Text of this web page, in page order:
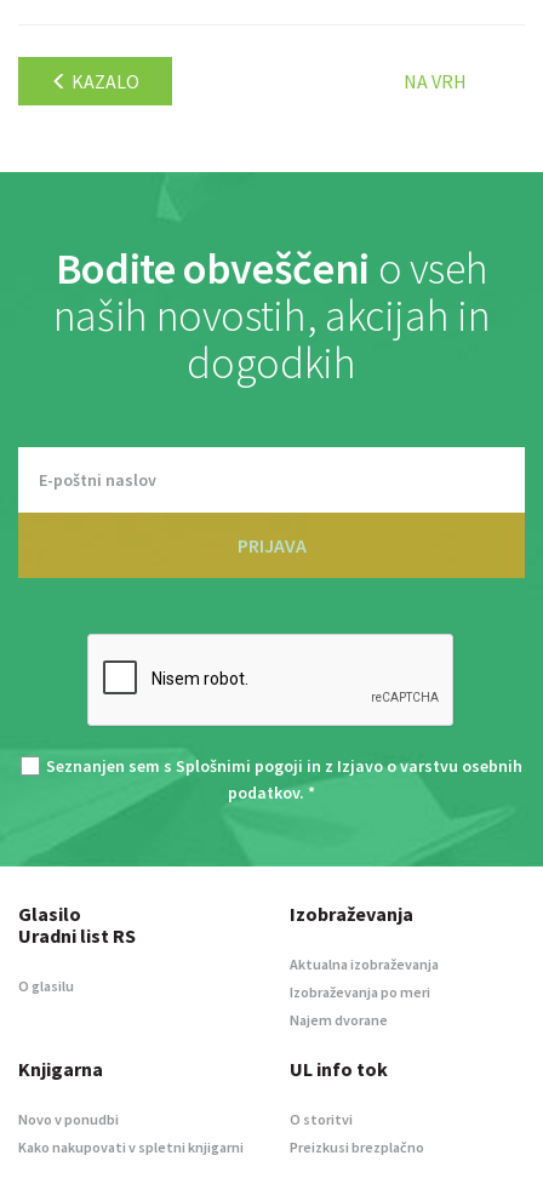
KAZALO NA VRH
Bodite obveščeni o vseh
naših novostih, akcijah in
dogodkih
PRIJAVA
Seznanjen sem s Splošnimi pogoji in z Izjavo o varstvu osebnih
podatkov. *
Glasilo
Uradni list RS
O glasilu
Izobraževanja
Aktualna izobraževanja
Izobraževanja po meri
Najem dvorane
Knjigarna
Novo v ponudbi
Kako nakupovati v spletni knjigarni
UL info tok
O storitvi
Preizkusi brezplačno